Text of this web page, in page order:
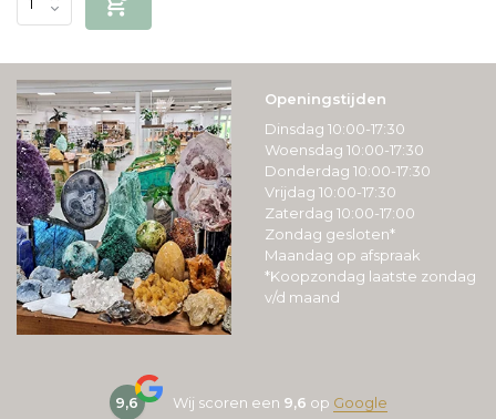
Openingstijden
Dinsdag 10:00-17:30
Woensdag 10:00-17:30
Donderdag 10:00-17:30
Vrijdag 10:00-17:30
Zaterdag 10:00-17:00
Zondag gesloten*
Maandag op afspraak
*Koopzondag laatste zondag
v/d maand
9,6 Wij scoren een 9,6 op Google